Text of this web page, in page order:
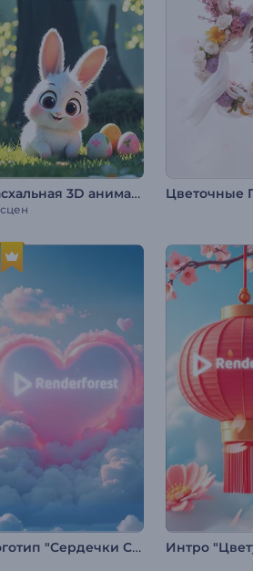
Пасхальная 3D анимация
Логотип "Сердечки Святого Валентина"